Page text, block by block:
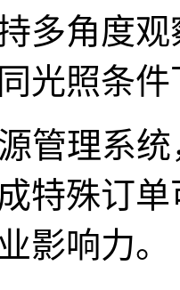
多角度
光照条
管理系
特殊订
影响力。